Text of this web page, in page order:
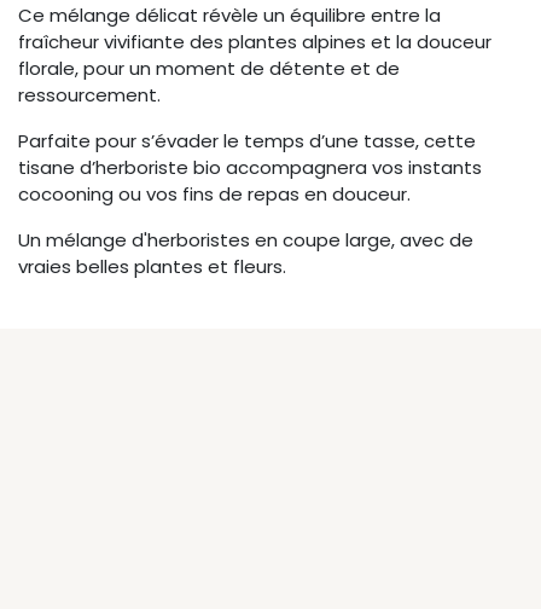
Ce mélange délicat révèle un équilibre entre la
fraîcheur vivifiante des plantes alpines et la douceur
florale, pour un moment de détente et de
ressourcement.
Parfaite pour s’évader le temps d’une tasse, cette
tisane d’herboriste bio accompagnera vos instants
cocooning ou vos fins de repas en douceur.
Un mélange d'herboristes en coupe large, avec de
vraies belles plantes et fleurs.